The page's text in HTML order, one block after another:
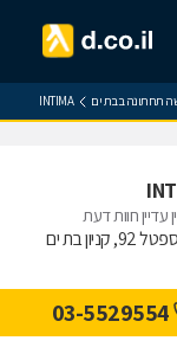
תחתונה בבת ים INTIMA
עדיין חוות דעת
92, קניון בת ים
03-5529554